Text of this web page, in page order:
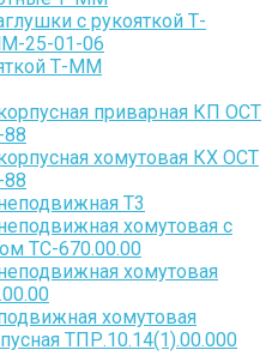
с рукояткой Т-
25-01-06
Т-ММ
приварная КП ОСТ
хомутовая КХ ОСТ
Т3
хомутовая с
ТС-670.00.00
хомутовая
хомутовая
ТПР.10.14(1).00.000